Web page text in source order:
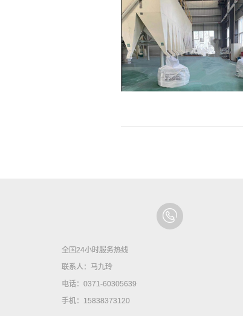
全国24小时服务热线
联系人：马九玲
电话：0371-60305639
手机：15838373120